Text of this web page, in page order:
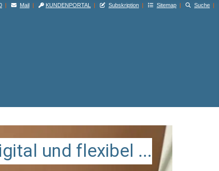
| Mail | KUNDENPORTAL | Subskription | Sitemap | Suche |
igita und f exibe ...